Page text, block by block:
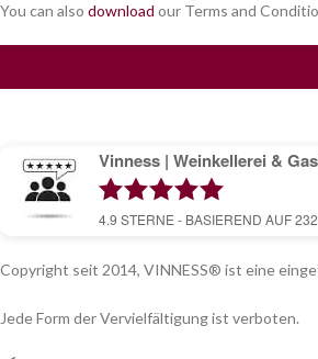
You can also download our Terms and
Vinness | Weinkellerei &
4.9 STERNE - BASIEREND AUF
Copyright seit 2014, VINNESS® ist eine
Jede Form der Vervielfältigung ist verboten.